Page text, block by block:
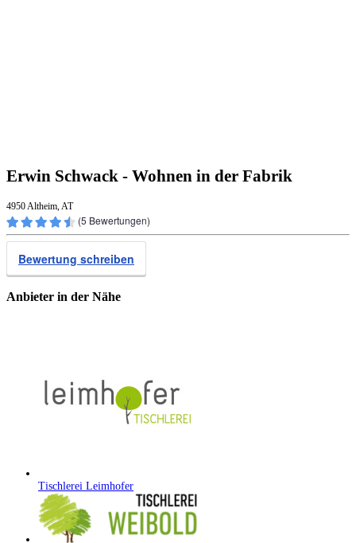
Erwin Schwack - Wohnen in der Fabrik
4950 Altheim, AT
(5 Bewertungen)
Bewertung schreiben
Anbieter in der Nähe
Tischlerei Leimhofer